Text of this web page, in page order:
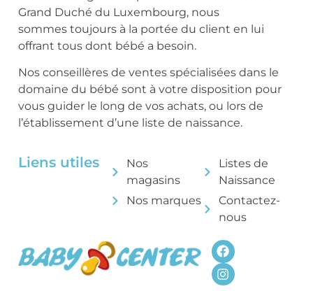
Grand Duché du Luxembourg, nous
sommes toujours à la portée du client en lui
offrant tous dont bébé a besoin.
Nos conseillères de ventes spécialisées dans le
domaine du bébé sont à votre disposition pour
vous guider le long de vos achats, ou lors de
l’établissement d’une liste de naissance.
Liens utiles
Nos
magasins
Nos marques
Listes de
Naissance
Contactez-
nous